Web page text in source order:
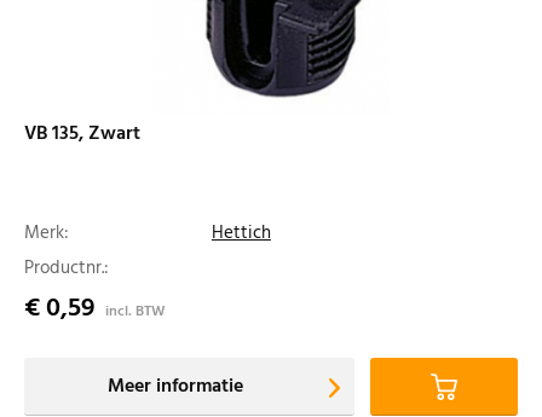
VB 135, Zwart
Merk:
Hettich
Productnr.:
€ 0,59 incl. BTW
Meer informatie